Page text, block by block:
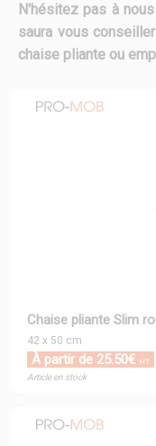
N'hésitez pas à
saura vous
chaise pliante ou
Chaise pliante Slim
42 x 50 cm
À partir de 25.50€ HT
Article en stock